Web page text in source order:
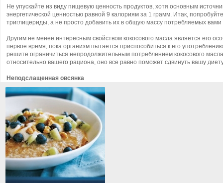
Не упускайте из виду пищевую ценность продуктов, хотя основным
энергетической ценностью равной 9 калориям за 1 грамм. Итак,
триглицериды, а не просто добавить их в общую массу потребляемых вами
Другим не менее интересным свойством кокосового масла является его
первое время, пока организм пытается приспособиться к его
решите ограничиться непродолжительным потреблением кокосового
относительно вашего рациона, оно все равно поможет сдвинуть вашу
Неподслащенная овсянка